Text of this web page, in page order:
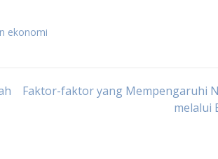
ekonomi
Faktor-faktor yang Mempengaruhi
melalui